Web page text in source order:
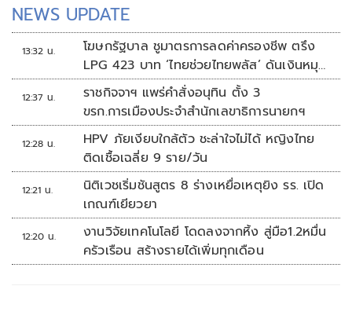
NEWS UPDATE
13:32 น.
โฆษกรัฐบาล ชูมาตรการลดค่าครองชีพ ตรึง
LPG 423 บาท ‘ไทยช่วยไทยพลัส’ ดันเงินหมุน
แสนล้าน
12:37 น.
ราชกิจจาฯ แพร่คำสั่งอนุทิน ตั้ง 3
ขรก.การเมืองประจำสำนักเลขาธิการนายกฯ
12:28 น.
HPV ภัยเงียบใกล้ตัว ชะล่าใจไม่ได้ หญิงไทย
ติดเชื้อเฉลี่ย 9 ราย/วัน
12:21 น.
นิติเวชเริ่มชันสูตร 8 ร่างเหยื่อเหตุยิง รร. เปิด
เกณฑ์เยียวยา
12:20 น.
งานวิจัยเทคโนโลยี โดดลงจากหิ้ง สู่มือ1.2หมื่น
ครัวเรือน สร้างรายได้เพิ่มทุกเดือน